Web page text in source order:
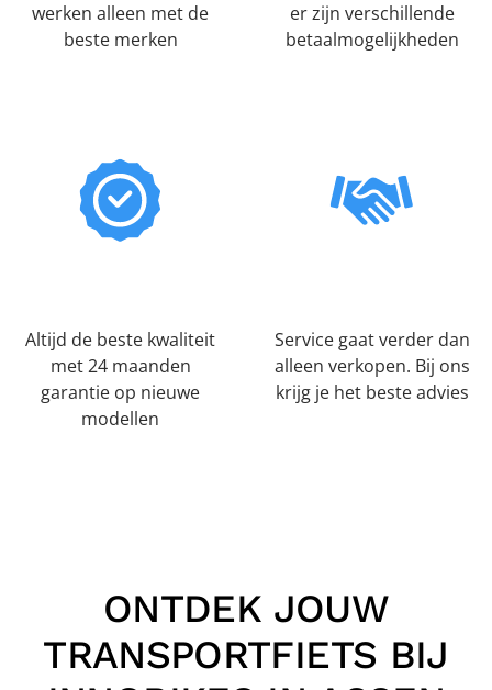
werken alleen met de
beste merken
er zijn verschillende
betaalmogelijkheden
Altijd de beste kwaliteit
met 24 maanden
garantie op nieuwe
modellen
Service gaat verder dan
alleen verkopen. Bij ons
krijg je het beste advies
ONTDEK JOUW
TRANSPORTFIETS BIJ